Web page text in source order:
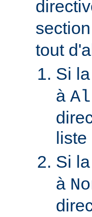
tout
Si
à
liste
Si
à